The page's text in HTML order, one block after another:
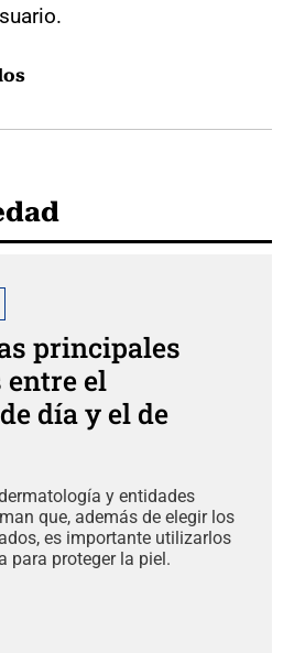
principales
el
día y el de
y entidades
que, además de elegir los
es importante utilizarlos
para proteger la piel.